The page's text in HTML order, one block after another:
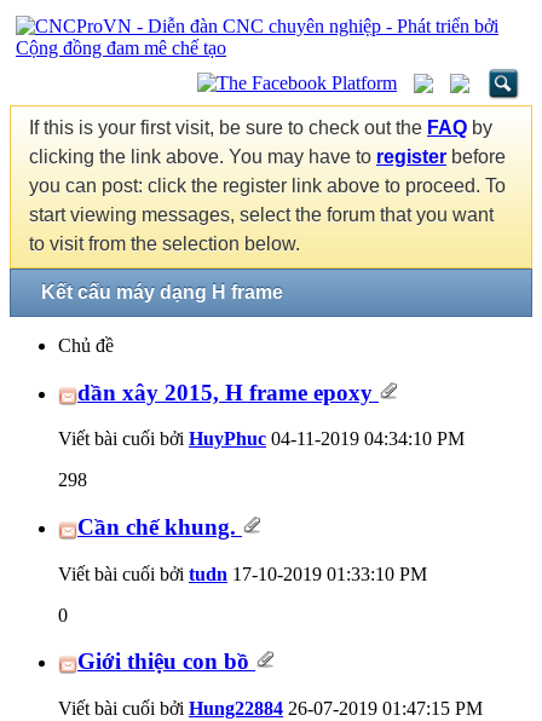
If this is your first visit, be sure to check out the FAQ by
clicking the link above. You may have to register before
you can post: click the register link above to proceed. To
start viewing messages, select the forum that you want
to visit from the selection below.
Kết cấu máy dạng H frame
Chủ đề
dần xây 2015, H frame epoxy
Viết bài cuối bởi HuyPhuc 04-11-2019 04:34:10 PM
298
Cần chế khung.
Viết bài cuối bởi tudn 17-10-2019 01:33:10 PM
0
Giới thiệu con bồ
Viết bài cuối bởi Hung22884 26-07-2019 01:47:15 PM